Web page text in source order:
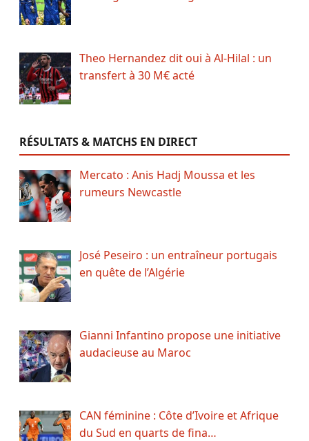
Theo Hernandez dit oui à Al-Hilal : un
transfert à 30 M€ acté
RÉSULTATS & MATCHS EN DIRECT
Mercato : Anis Hadj Moussa et les
rumeurs Newcastle
José Peseiro : un entraîneur portugais
en quête de l’Algérie
Gianni Infantino propose une initiative
audacieuse au Maroc
CAN féminine : Côte d’Ivoire et Afrique
du Sud en quarts de fina…